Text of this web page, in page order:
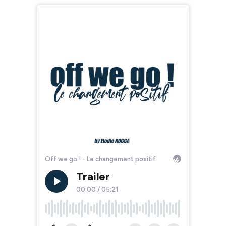
Off we go ! - Le changement positif
Trailer
00:00 / 05:21